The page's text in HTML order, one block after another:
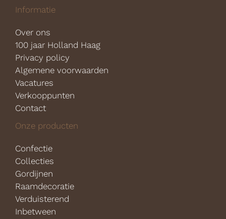
Informatie
Over ons
100 jaar Holland Haag
Privacy policy
Algemene voorwaarden
Vacatures
Verkooppunten
Contact
Onze producten
Confectie
Collecties
Gordijnen
Raamdecoratie
Verduisterend
Inbetween